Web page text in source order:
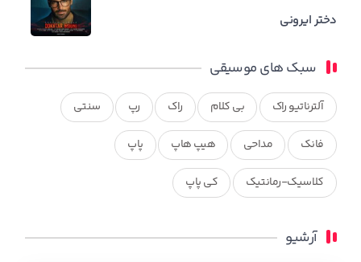
دختر ایرونی
سبک های موسیقی
آلترناتیو راک بی کلام راک رپ سنتی
فانک مداحی هیپ هاپ پاپ
کلاسیک-رمانتیک کی پاپ
آرشیو